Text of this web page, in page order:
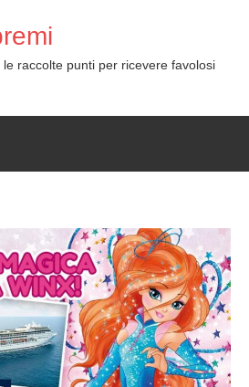
raccolte punti per ricevere favolosi